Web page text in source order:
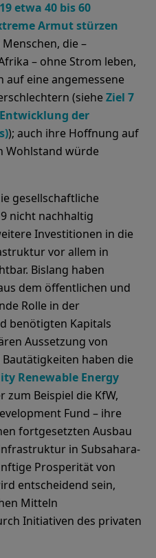
etwa 40 bis 60
Armut stürzen
die –
– ohne Strom leben,
auf eine angemessene
(sieheZiel 7
der
); auch ihre Hoffnung auf
Wohlstand würde
gesellschaftliche
nicht nachhaltig
Investitionen in die
vor allem in
Bislang haben
dem öffentlichen und
Rolle in der
benötigten Kapitals
Aussetzung von
haben die
Renewable Energy
zum Beispiel die KfW,
Fund – ihre
fortgesetzten Ausbau
in Subsahara-
Prosperität von
entscheidend sein,
Mitteln
Initiativen des privaten